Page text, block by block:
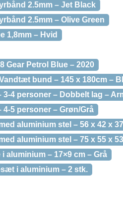
2.5mm – Jet Black
2.5mm – Olive Green
1,8mm – Hvid
Gear Petrol Blue – 2020
bund – 145 x 180cm –
3-4 personer – Dobbelt lag –
4-5 personer – Grøn/Grå
aluminium stel – 56 x 42 x
aluminium stel – 75 x 55 x
aluminium – 17×9 cm – Grå
i aluminium – 2 stk.